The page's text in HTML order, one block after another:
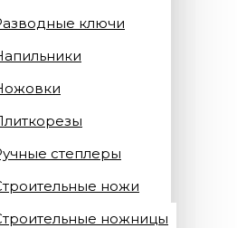
ключи
степлеры
ножи
ножницы